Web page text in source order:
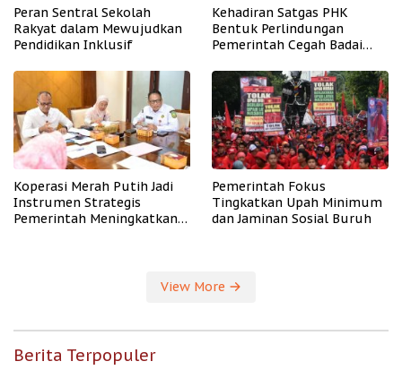
Peran Sentral Sekolah
Rakyat dalam Mewujudkan
Pendidikan Inklusif
Kehadiran Satgas PHK
Bentuk Perlindungan
Pemerintah Cegah Badai
Koperasi Merah Putih Jadi
Instrumen Strategis
Pemerintah Meningkatkan
Pemerintah Fokus
Tingkatkan Upah Minimum
dan Jaminan Sosial Buruh
View More
Berita Terpopuler